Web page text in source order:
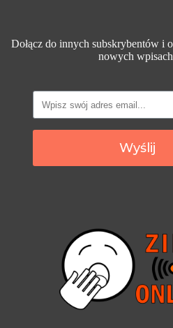
Dołącz do innych subskrybentów i
nowych
Wyślij